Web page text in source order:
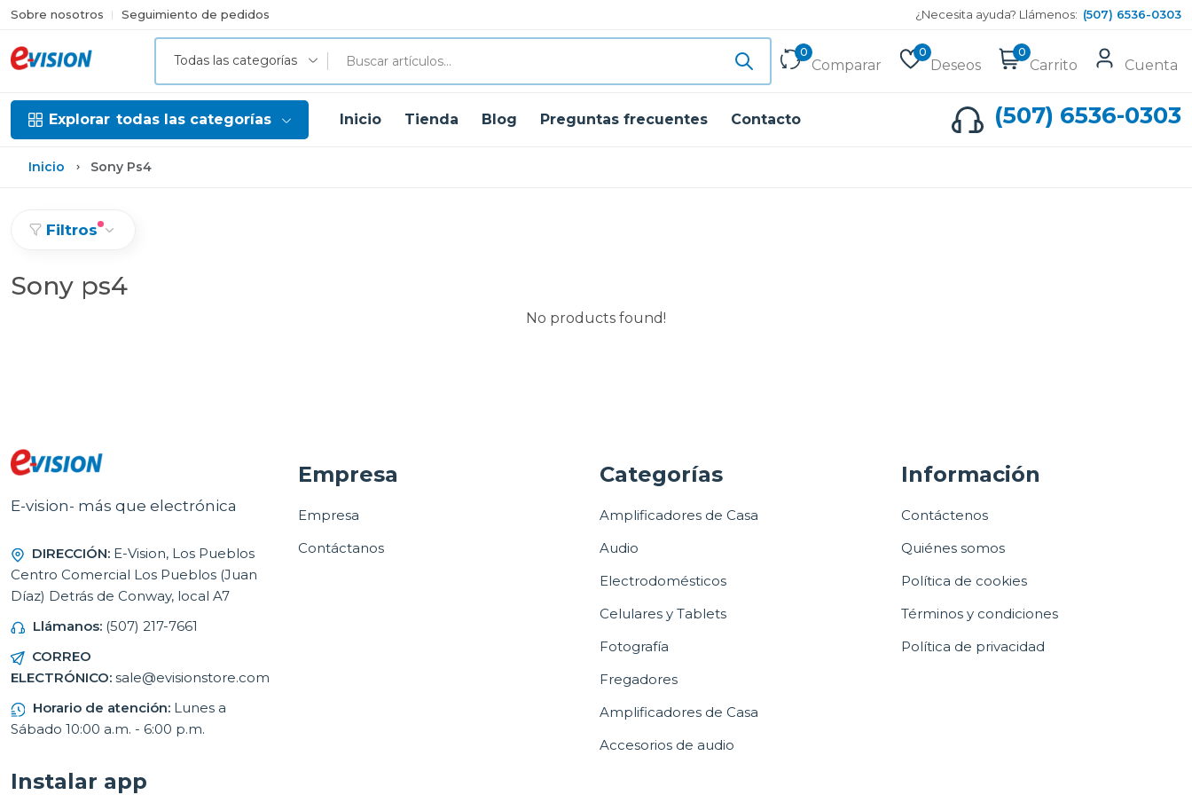
Sobre nosotros Seguimiento de pedidos ¿Necesita ayuda? Llámenos: (507) 6536-0303
Todas las categorías
0
Comparar
0
Deseos
0
Carrito Cuenta
Explorar todas las categorías Inicio Tienda Blog Preguntas frecuentes Contacto (507) 6536-0303
Inicio Sony Ps4
Filtros
Sony ps4
No products found!
E-vision- más que electrónica
DIRECCIÓN: E-Vision, Los Pueblos
Centro Comercial Los Pueblos (Juan
Díaz) Detrás de Conway, local A7
Llámanos: (507) 217-7661
CORREO
ELECTRÓNICO: sale@evisionstore.com
Horario de atención: Lunes a
Sábado 10:00 a.m. - 6:00 p.m.
Empresa
Empresa
Contáctanos
Categorías
Amplificadores de Casa
Audio
Electrodomésticos
Celulares y Tablets
Fotografía
Fregadores
Amplificadores de Casa
Accesorios de audio
Información
Contáctenos
Quiénes somos
Política de cookies
Términos y condiciones
Política de privacidad
Instalar app